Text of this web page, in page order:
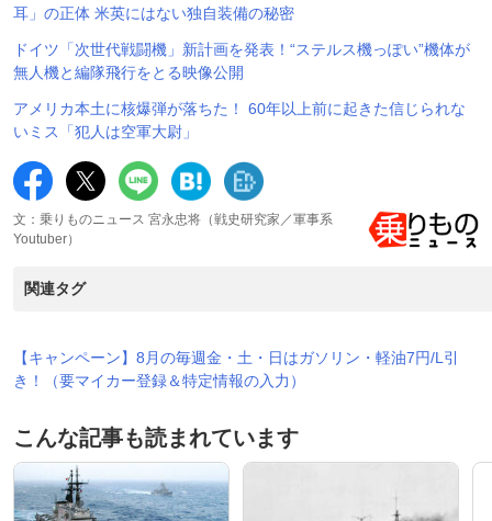
耳」の正体 米英にはない独自装備の秘密
ドイツ「次世代戦闘機」新計画を発表！“ステルス機っぽい”機体が
無人機と編隊飛行をとる映像公開
アメリカ本土に核爆弾が落ちた！ 60年以上前に起きた信じられな
いミス「犯人は空軍大尉」
文：乗りものニュース 宮永忠将（戦史研究家／軍事系
Youtuber）
関連タグ
【キャンペーン】8月の毎週金・土・日はガソリン・軽油7円/L引
き！（要マイカー登録＆特定情報の入力）
こんな記事も読まれています